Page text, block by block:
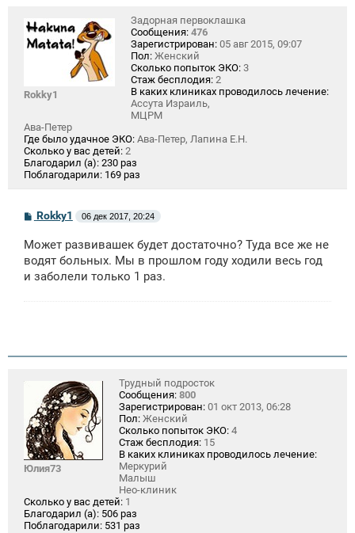
Rokky1
Задорная первоклашка
Сообщения: 476
Зарегистрирован: 05 авг 2015, 09:07
Пол: Женский
Сколько попыток ЭКО: 3
Стаж бесплодия: 2
В каких клиниках проводилось лечение:
Ассута Израиль,
МЦРМ
Ава-Петер
Где было удачное ЭКО: Ава-Петер, Лапина Е.Н.
Сколько у вас детей: 2
Благодарил (а): 230 раз
Поблагодарили: 169 раз
С
б
щ
е
н
Rokky1 06 дек 2017, 20:24
Может развивашек будет достаточно? Туда все же не
водят больных. Мы в прошлом году ходили весь год
и заболели только 1 раз.
Юлия73
Трудный подросток
Сообщения: 800
Зарегистрирован: 01 окт 2013, 06:28
Пол: Женский
Сколько попыток ЭКО: 4
Стаж бесплодия: 15
В каких клиниках проводилось лечение:
Меркурий
Малыш
Нео-клиник
Сколько у вас детей: 1
Благодарил (а): 506 раз
Поблагодарили: 531 раз